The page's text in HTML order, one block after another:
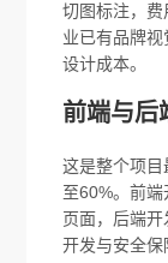
切图标注，
业已有品牌
设计成本。
前端与后
这是整个项
至60%。前
页面，后端
开发与安全